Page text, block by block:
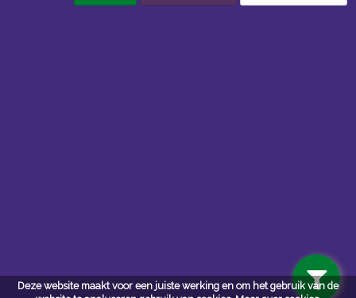
Deze website maakt voor een juiste werking en om het gebruik van de
Privacy